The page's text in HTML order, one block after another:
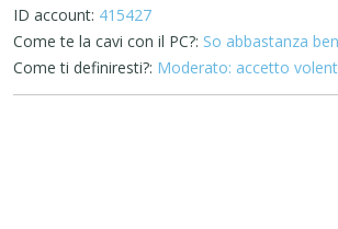
ID account: 415427
Come te la cavi con il PC?: So abbastanza
Come ti definiresti?: Moderato: accetto